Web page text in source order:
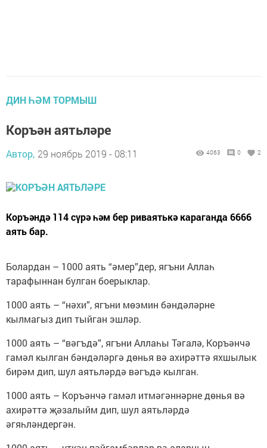
ДИН ҺӘМ ТОРМЫШ
Коръән аятьләре
Автор, 29 ноябрь 2019 - 08:11 4063 0 2
Коръәндә 114 сүрә һәм бер риваятькә караганда 6666
аять бар.
Болардан – 1000 аять “әмер”дер, ягъни Аллаһ
тарафыннан булган боерыклар.
1000 аять – “нәхи”, ягъни мөэмин бәндәләрне
кылмагыз дип тыйган эшләр.
1000 аять – “вәгъдә”, ягъни Аллаһы Тәгалә, Коръәнчә
гамәл кылган бәндәләргә дөнья вә ахирәттә яхшылык
бирәм дип, шул аятьләрдә вәгъдә кылган.
1000 аять – Коръәнчә гамәл итмәгәннәрне дөнья вә
ахирәттә җәзалыйм дип, шул аятьләрдә
әгяһләндергән.